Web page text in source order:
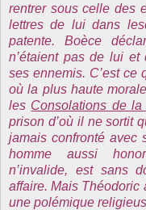
rentrer sous celle des
lettres de lui dans
patente. Boèce
n’étaient pas de lui et
ses ennemis. C’est ce
où la plus haute
les Consolations de
prison d’où il ne sortit
jamais confronté avec
homme aussi
n’invalide, est sans
affaire. Mais Théodoric
une polémique